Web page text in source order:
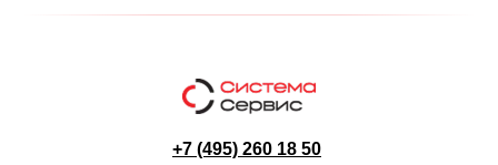
+7 (495) 260 18 50